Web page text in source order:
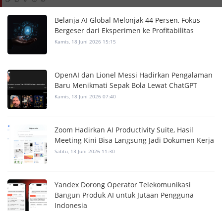
Belanja AI Global Melonjak 44 Persen, Fokus
Bergeser dari Eksperimen ke Profitabilitas
Kamis, 18 Juni 2026 15:15
OpenAI dan Lionel Messi Hadirkan Pengalaman
Baru Menikmati Sepak Bola Lewat ChatGPT
Kamis, 18 Juni 2026 07:40
Zoom Hadirkan AI Productivity Suite, Hasil
Meeting Kini Bisa Langsung Jadi Dokumen Kerja
Sabtu, 13 Juni 2026 11:30
Yandex Dorong Operator Telekomunikasi
Bangun Produk AI untuk Jutaan Pengguna
Indonesia